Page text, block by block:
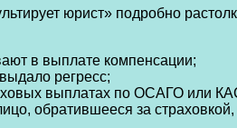
юрист» подробно
в выплате компенсации;
регресс;
выплатах по ОСАГО или
обратившееся за страховкой,